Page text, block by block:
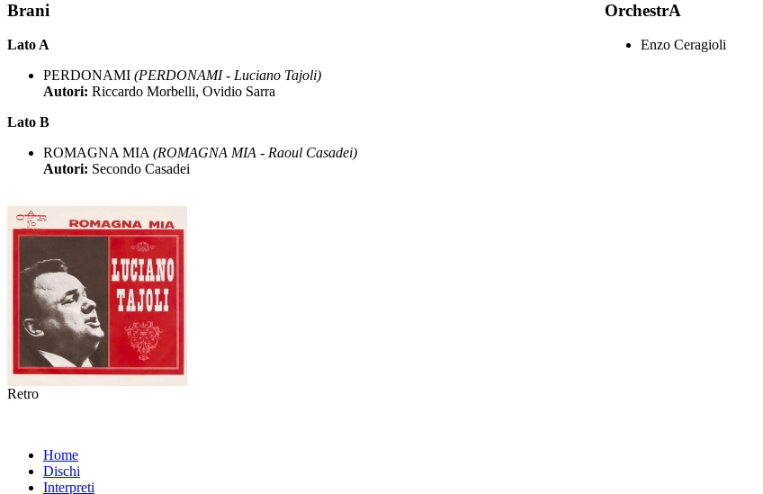
Brani
Lato A
PERDONAMI (PERDONAMI - Luciano Tajoli)
Autori: Riccardo Morbelli, Ovidio Sarra
Lato B
ROMAGNA MIA (ROMAGNA MIA - Raoul Casadei)
Autori: Secondo Casadei
OrchestrA
Enzo Ceragioli
Retro
Home
Dischi
Interpreti